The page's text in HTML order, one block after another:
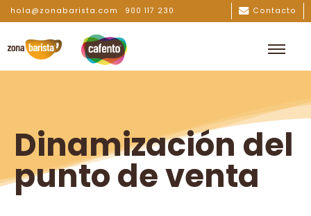
hola@zonabarista.com 900 117 230 Contacto
Dinamización del
punto de venta